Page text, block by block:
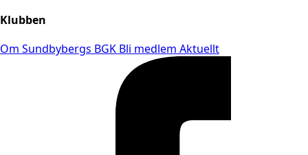
Klubben
Om Sundbybergs BGK Bli medlem Aktuellt